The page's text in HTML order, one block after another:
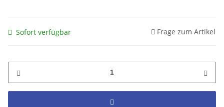
Sofort verfügbar Frage zum Artikel